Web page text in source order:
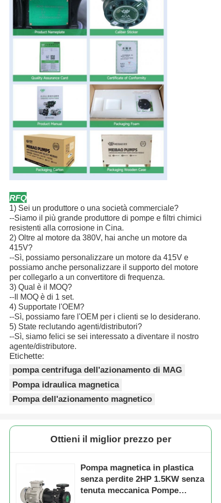
RFQ
1) Sei un produttore o una società commerciale?
--Siamo il più grande produttore di pompe e filtri chimici
resistenti alla corrosione in Cina.
2) Oltre al motore da 380V, hai anche un motore da
415V?
--Sì, possiamo personalizzare un motore da 415V e
possiamo anche personalizzare il supporto del motore
per collegarlo a un convertitore di frequenza.
3) Qual è il MOQ?
--Il MOQ è di 1 set.
4) Supportate l'OEM?
--Sì, possiamo fare l'OEM per i clienti se lo desiderano.
5) State reclutando agenti/distributori?
--Sì, siamo felici se sei interessato a diventare il nostro
agente/distributore.
Etichette:
pompa centrifuga dell'azionamento di MAG
Pompa idraulica magnetica
Pompa dell'azionamento magnetico
Ottieni il miglior prezzo per
Pompa magnetica in plastica
senza perdite 2HP 1.5KW senza
tenuta meccanica Pompe